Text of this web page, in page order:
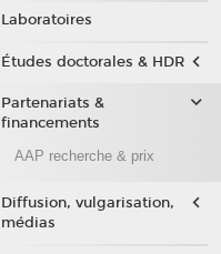
Laboratoires
Études doctorales & HDR
Partenariats &
financements
AAP recherche & prix
Diffusion, vulgarisation,
médias